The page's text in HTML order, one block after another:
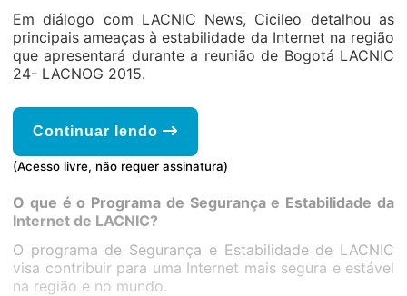
Em diálogo com LACNIC News, Cicileo detalhou as
principais ameaças à estabilidade da Internet na região
que apresentará durante a reunião de Bogotá LACNIC
24- LACNOG 2015.
Continuar lendo
(Acesso livre, não requer assinatura)
O que é o Programa de Segurança e Estabilidade da
Internet de LACNIC?
O programa de Segurança e Estabilidade de LACNIC
visa contribuir para uma Internet mais segura e estável
na região e no mundo.